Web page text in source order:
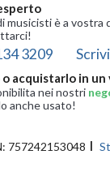
musicisti è a vostra
3209
acquistarlo in un
nei nostri
anche usato!
757242153048